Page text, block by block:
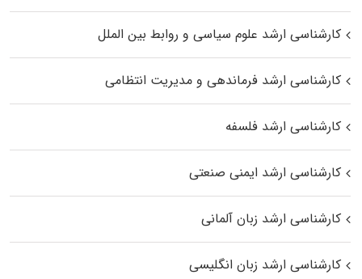
کارشناسی ارشد علوم سیاسی و روابط بین الملل
کارشناسی ارشد فرماندهی و مدیریت انتظامی
کارشناسی ارشد فلسفه
کارشناسی ارشد ایمنی صنعتی
کارشناسی ارشد زبان آلمانی
کارشناسی ارشد زبان انگلیسی